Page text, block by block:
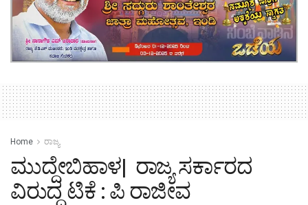
Home ರಾಜ್ಯ
ಮುದ್ದೇಬಿಹಾಳ| ರಾಜ್ಯ ಸರ್ಕಾರದ
ವಿರುದ್ಧ ಟಿಕೆ : ಪಿ ರಾಜೀವ